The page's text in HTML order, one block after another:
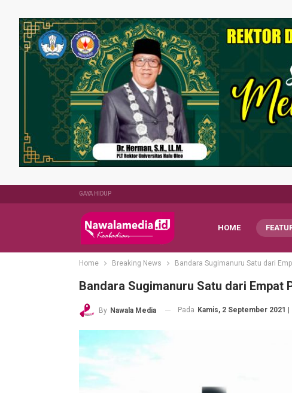
GAYA HIDUP
HOME
Home Breaking News Bandara Sugimanuru Satu dari
Bandara Sugimanuru Satu dari Empat
By Nawala Media Pada Kamis, 2 September 2021 |